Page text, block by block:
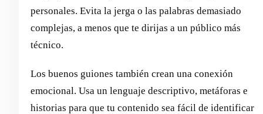
personales. Evita la jerga o las palabras demasiado
complejas, a menos que te dirijas a un público más
técnico.
Los buenos guiones también crean una conexión
emocional. Usa un lenguaje descriptivo, metáforas e
historias para que tu contenido sea fácil de identificar